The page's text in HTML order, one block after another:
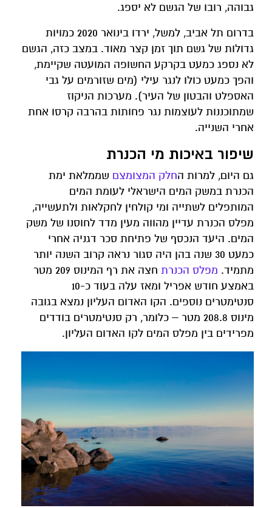
גבוהה, רובו של הגשם לא יספג.
בדרום תל אביב, למשל, ירדו בינואר 2020 כמויות
גדולות של גשם תוך זמן קצר מאוד. במצב כזה, הגשם
לא נספג כמעט בקרקע החשופה המועטה שקיימת,
והפך כמעט כולו לנגר עילי (מים שזורמים על גבי
האספלט והבטון של העיר). מערכות הניקוז
שמתוכננות לעוצמות נגר פחותות בהרבה קרסו אחת
אחרי השנייה.
שיפור באיכות מי הכנרת
גם היום, למרות החלק המצומצם שממלאת ימת
הכנרת במשק המים הישראלי לעומת המים
המותפלים לשתייה ומי קולחין לחקלאות ולתעשייה,
מפלס הכנרת עדיין מהווה מעין מדד לחוסנו של משק
המים. היעד הנכסף של פתיחת סכר דגניה אחרי
כמעט 30 שנה בהן היה סגור נראה קרוב השנה יותר
מתמיד. מפלס הכנרת
חצה את רף המינוס 209 מטר
באמצע חודש אפריל ומאז עלה בעוד כ-10
סנטימטרים נוספים. הקו האדום העליון נמצא בגובה
מינוס 208.8 מטר – כלומר, רק סנטימטרים בודדים
מפרידים בין מפלס המים לקו האדום העליון.